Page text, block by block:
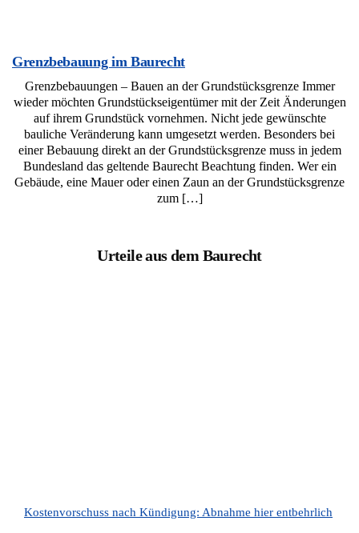
Grenzbebauung im Baurecht
Grenzbebauungen – Bauen an der Grundstücksgrenze Immer
wieder möchten Grundstückseigentümer mit der Zeit Änderungen
auf ihrem Grundstück vornehmen. Nicht jede gewünschte
bauliche Veränderung kann umgesetzt werden. Besonders bei
einer Bebauung direkt an der Grundstücksgrenze muss in jedem
Bundesland das geltende Baurecht Beachtung finden. Wer ein
Gebäude, eine Mauer oder einen Zaun an der Grundstücksgrenze
zum […]
Urteile aus dem Baurecht
Kostenvorschuss nach Kündigung: Abnahme hier entbehrlich